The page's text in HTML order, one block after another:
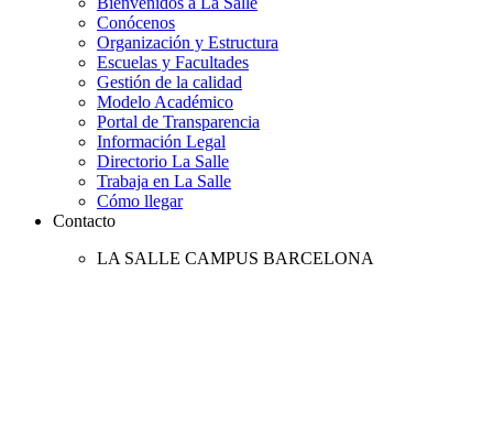
Conócenos
Organización y Estructura
Escuelas y Facultades
Gestión de la calidad
Modelo Académico
Portal de Transparencia
Información Legal
Directorio La Salle
Trabaja en La Salle
Cómo llegar
Contacto
LA SALLE CAMPUS BARCELONA